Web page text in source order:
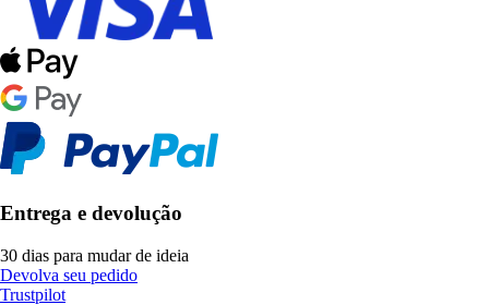
Entrega e devolução
30 dias para mudar de ideia
Devolva seu pedido
Trustpilot